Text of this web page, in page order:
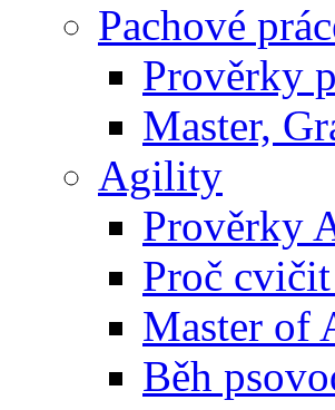
Pachové
Prověrky
Master,
Agility
Prověrky
Proč
Master of
Běh